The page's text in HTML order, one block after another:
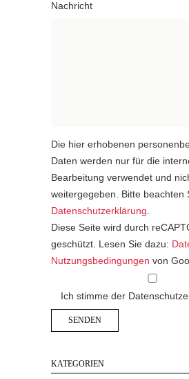
Nachricht
Die hier erhobenen
Daten werden nur für die
Bearbeitung verwendet und
weitergegeben. Bitte beachten
Datenschutzerklärung.
Diese Seite wird durch
geschützt. Lesen Sie dazu:
Nutzungsbedingungen von
Ich stimme der
KATEGORIEN